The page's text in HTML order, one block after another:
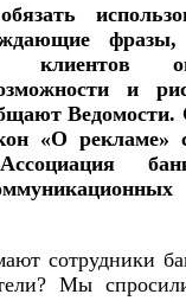
фразы,
клиентов
и
«О рекламе»
Ассоциация
сотрудники
Мы